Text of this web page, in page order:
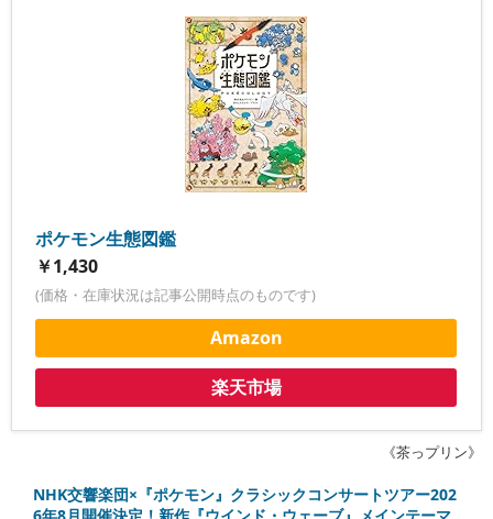
ポケモン生態図鑑
￥1,430
(価格・在庫状況は記事公開時点のものです)
Amazon
楽天市場
《茶っプリン》
NHK交響楽団×『ポケモン』クラシックコンサートツアー202